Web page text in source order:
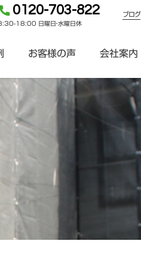
0120-703-822
18:00 日曜日・水曜日休
ブログ
お客様の声 会社案内